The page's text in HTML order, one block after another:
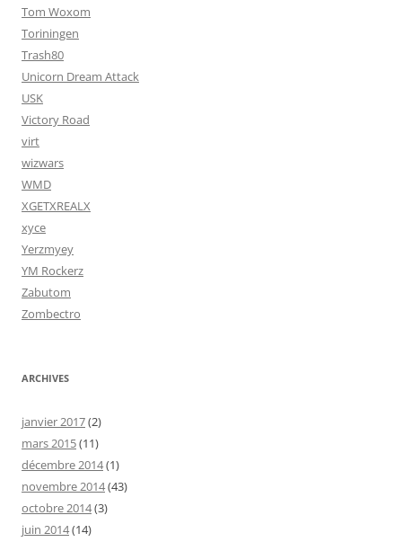
Tom Woxom
Toriningen
Trash80
Unicorn Dream Attack
USK
Victory Road
virt
wizwars
WMD
XGETXREALX
xyce
Yerzmyey
YM Rockerz
Zabutom
Zombectro
ARCHIVES
janvier 2017(2)
mars 2015(11)
décembre 2014(1)
novembre 2014(43)
octobre 2014(3)
juin 2014(14)